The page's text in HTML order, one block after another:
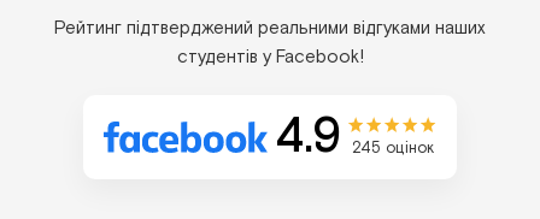
Рейтинг підтверджений реальними відгуками наших
студентів у Facebook!
4.9 245 оцінок